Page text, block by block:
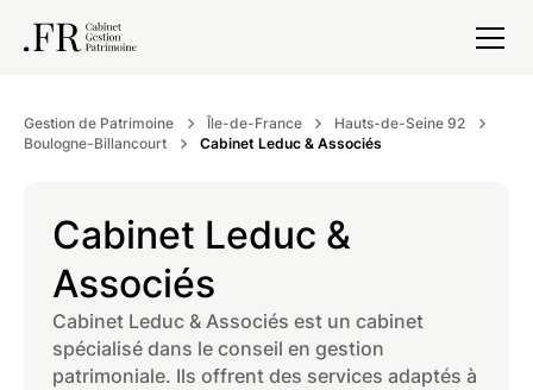
Gestion de Patrimoine Île-de-France
Hauts-de-Seine 92
Boulogne-Billancourt
Cabinet Leduc & Associés
Cabinet Leduc &
Associés
Cabinet Leduc & Associés est un cabinet
spécialisé dans le conseil en gestion
patrimoniale. Ils offrent des services adaptés à